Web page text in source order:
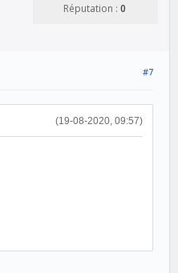
Réputation : 0
#7
(19-08-2020, 09:57)